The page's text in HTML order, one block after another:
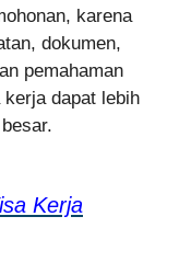
karena
dokumen,
pemahaman
dapat lebih
Kerja